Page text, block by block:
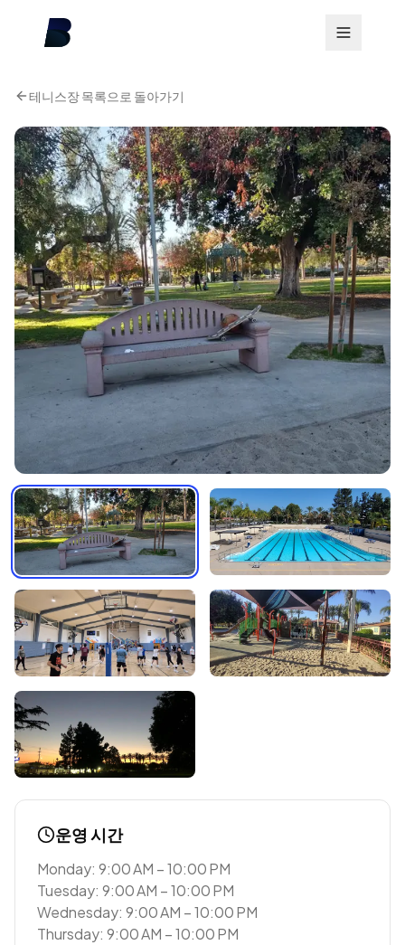
테니스장 목록으로 돌아가기
운영 시간
Monday: 9:00 AM – 10:00 PM
Tuesday: 9:00 AM – 10:00 PM
Wednesday: 9:00 AM – 10:00 PM
Thursday: 9:00 AM – 10:00 PM